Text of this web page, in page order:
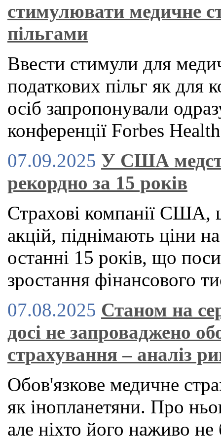
стимулювати медичне
пільгами
Ввести стимули для
податкових пільг як для
осіб запропонували
конференції Forbes
07.09.2025 У США
рекордно за 15 років
Страхові компанії США,
акцій, піднімають ціни
останні 15 років, що
зростання фінансового
07.08.2025 Станом на
досі не запроваджено
страхування – аналіз
Обов'язкове медичне
як інопланетяни. Про
але ніхто його наживо